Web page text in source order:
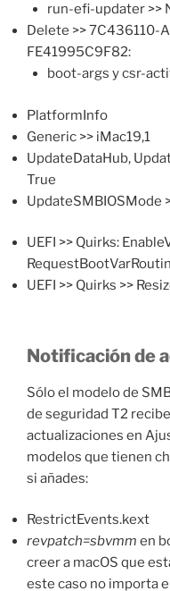
run-efi-updater >>
Delete >> 7C436110-
FE41995C9F82:
boot-args y csr-
PlatformInfo
Generic >> iMac19,1
UpdateDataHub,
True
UpdateSMBIOSMode
UEFI >> Quirks:
UEFI >> Quirks >>
Notificación de
Sólo el modelo de
de seguridad T2
actualizaciones en
modelos que tienen
si añades:
RestrictEvents.kext
revpatch=sbvmm en
creer a macOS que
este caso no importa